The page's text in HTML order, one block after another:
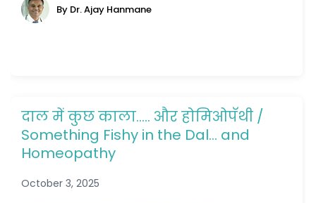
By Dr. Ajay Hanmane
दाल में कुछ काला….. और होमिओपॅथी /
Something Fishy in the Dal… and
Homeopathy
October 3, 2025